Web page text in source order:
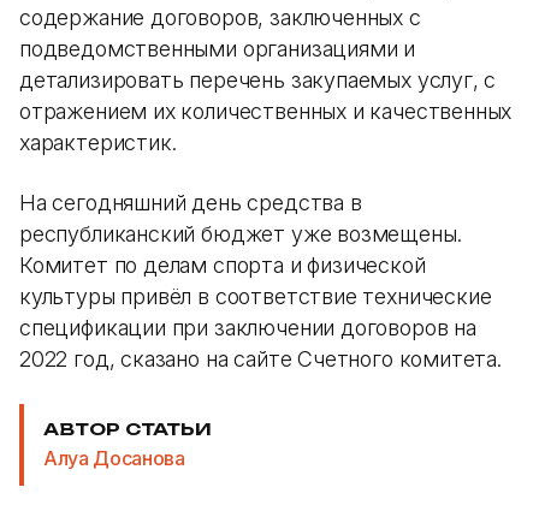
содержание договоров, заключенных с
подведомственными организациями и
детализировать перечень закупаемых услуг, с
отражением их количественных и качественных
характеристик.
На сегодняшний день средства в
республиканский бюджет уже возмещены.
Комитет по делам спорта и физической
культуры привёл в соответствие технические
спецификации при заключении договоров на
2022 год, сказано на сайте Счетного комитета.
АВТОР СТАТЬИ
Алуа Досанова